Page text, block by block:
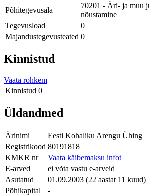
Põhitegevusala
70201 - Äri- ja muu
nõustamine
Tegevusload
0
Majandustegevusteated 0
Kinnistud
Vaata rohkem
Kinnistud 0
Üldandmed
Ärinimi
Eesti Kohaliku Arengu Ühing
Registrikood 80191818
KMKR nr
Vaata käibemaksu infot
E-arved
ei võta vastu e-arveid
Asutatud
01.09.2003 (22 aastat 11 kuud)
Põhikapital
-